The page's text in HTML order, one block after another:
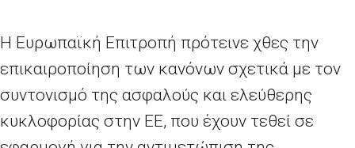
Η Ευρωπαϊκή Επιτροπή πρότεινε χθες την
επικαιροποίηση των κανόνων σχετικά με τον
συντονισμό της ασφαλούς και ελεύθερης
κυκλοφορίας στην ΕΕ, που έχουν τεθεί σε